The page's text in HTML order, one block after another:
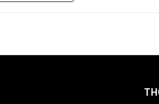
200 vòng/